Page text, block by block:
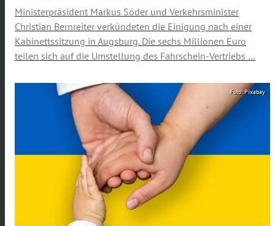
Ministerpräsident Markus Söder und Verkehrsminister
Christian Bernreiter verkündeten die Einigung nach einer
Kabinettssitzung in Augsburg. Die sechs Millionen Euro
teilen sich auf die Umstellung des Fahrschein-Vertriebs …
Foto: Pixabay